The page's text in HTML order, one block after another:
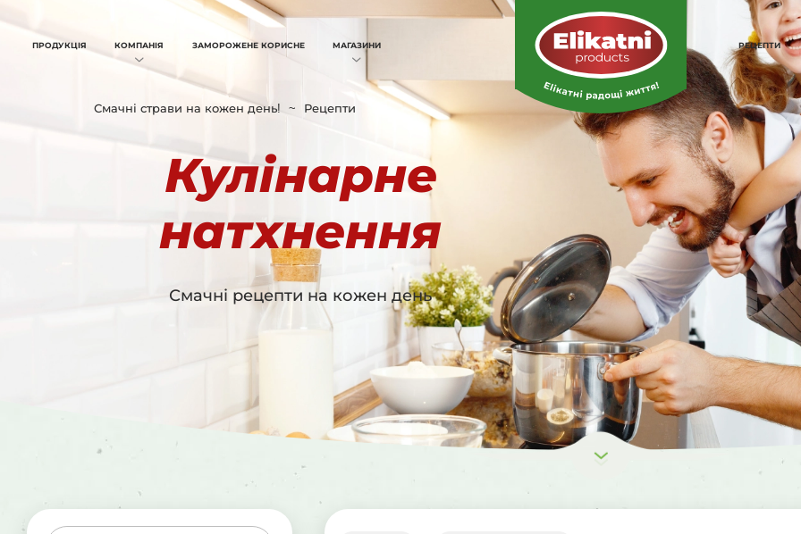
ПРОДУКЦІЯ КОМПАНІЯ ЗАМОРОЖЕНЕ КОРИСНЕ МАГАЗИНИ РЕЦЕПТИ
Смачні страви на кожен день! Рецепти
Кулінарне
натхнення
Смачні рецепти на кожен день